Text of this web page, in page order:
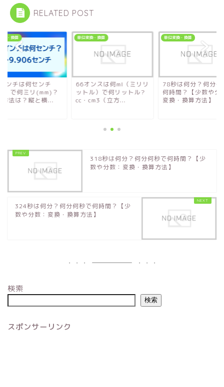
RELATED POST
換・換算
ンチは何センチ
）で何ミリ(mm)？
方法は？縦と横...
単位変換・換算
66オンスは何ml（ミリリ
ットル）で何リットル?
cc・cm3（立方...
単位変換・換算
78秒は何分？何分何
何時間？【少数や分
変換・換算方法】
318秒は何分？何分何秒で何時間？【少
数や分数：変換・換算方法】
324秒は何分？何分何秒で何時間？【少
数や分数：変換・換算方法】
検索
検索
スポンサーリンク